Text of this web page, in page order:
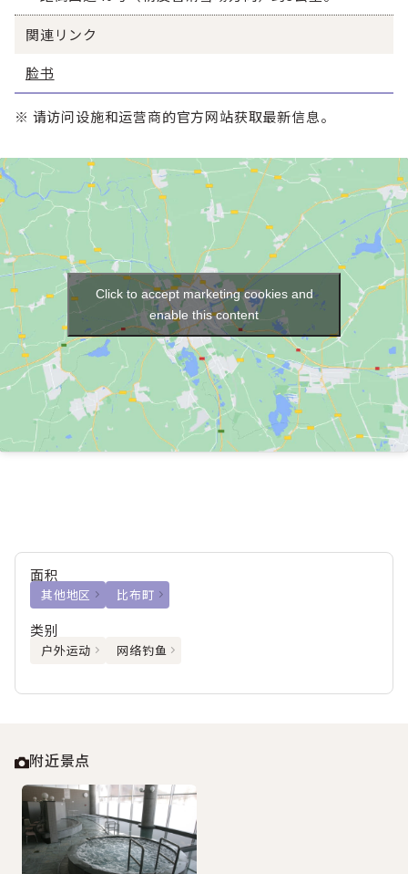
関連リンク
脸书
※ 请访问设施和运营商的官方网站获取最新信息。
Click to accept marketing cookies and
enable this content
面积
其他地区 比布町
类别
户外运动 网络钓鱼
附近景点